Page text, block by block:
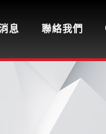
息 聯絡我們